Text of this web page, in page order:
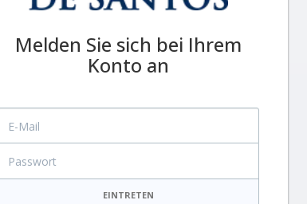
Melden Sie sich bei Ihrem
Konto an
EINTRETEN